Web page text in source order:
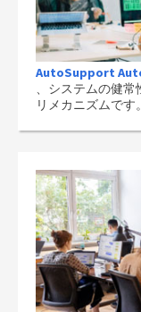
AutoSupport
、システムの健
リメカニズムです。